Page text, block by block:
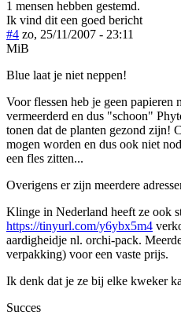
1 mensen hebben gestemd.
Ik vind dit een goed bericht
#4 zo, 25/11/2007 - 23:11
MiB
Blue laat je niet neppen!
Voor flessen heb je geen
vermeerderd en dus "schoon"
tonen dat de planten gezond zijn!
mogen worden en dus ook niet
een fles zitten...
Overigens er zijn meerdere
Klinge in Nederland heeft ze ook
https://tinyurl.com/y6ybx5m4
aardigheidje nl. orchi-pack.
verpakking) voor een vaste prijs.
Ik denk dat je ze bij elke kweker
Succes